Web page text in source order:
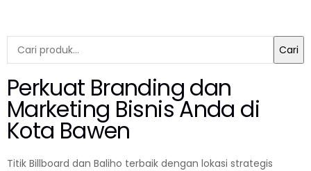
Cari
Perkuat Branding dan
Marketing Bisnis Anda di
Kota Bawen
Titik Billboard dan Baliho terbaik dengan lokasi strategis